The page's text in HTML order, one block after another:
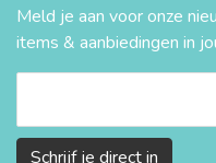
Meld je aan voor onze
items & aanbiedingen in
Schrijf je direct in